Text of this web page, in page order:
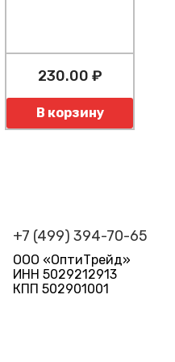
230.00 ₽
Количество
В корзину
+7 (499) 394-70-65
ООО «ОптиТрейд»
ИНН 5029212913
КПП 502901001